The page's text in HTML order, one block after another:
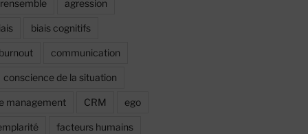
agression
biais cognitifs
burnout communication
conscience de la situation
management CRM ego
facteurs humains